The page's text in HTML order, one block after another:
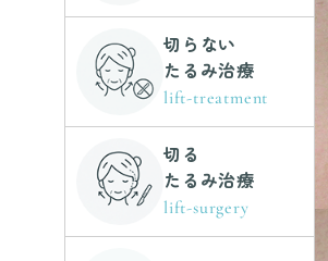
切らない
たるみ治療
lift-treatment
切る
たるみ治療
lift-surgery